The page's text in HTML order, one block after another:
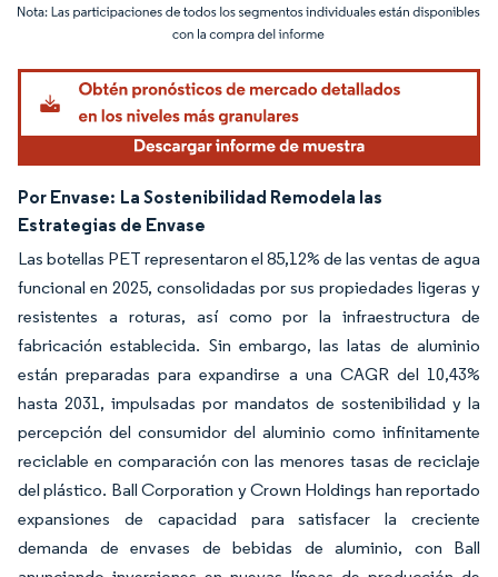
Imagen © Mordor Intelligence. El uso requiere atribución según CC BY 4.0.
Por Envase: La Sostenibilidad Remodela las
Estrategias de Envase
Las botellas PET representaron el 85,12% de las ventas de agua
funcional en 2025, consolidadas por sus propiedades ligeras y
resistentes a roturas, así como por la infraestructura de
fabricación establecida. Sin embargo, las latas de aluminio
están preparadas para expandirse a una CAGR del 10,43%
hasta 2031, impulsadas por mandatos de sostenibilidad y la
percepción del consumidor del aluminio como infinitamente
reciclable en comparación con las menores tasas de reciclaje
del plástico. Ball Corporation y Crown Holdings han reportado
expansiones de capacidad para satisfacer la creciente
demanda de envases de bebidas de aluminio, con Ball